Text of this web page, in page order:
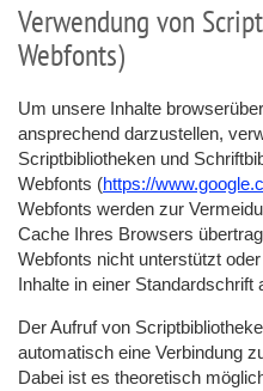
Verwendung von
Webfonts)
Um unsere Inhalte
ansprechend darzustellen,
Scriptbibliotheken und
Webfonts (https://
Webfonts werden zur
Cache Ihres Browsers
Webfonts nicht unterstützt
Inhalte in einer Standardschrift
Der Aufruf von
automatisch eine Verbindung
Dabei ist es theoretisch